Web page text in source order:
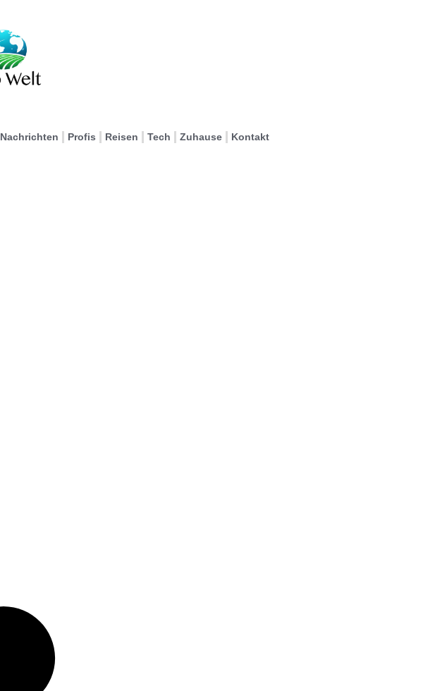
Nachrichten Profis Reisen Tech Zuhause Kontakt